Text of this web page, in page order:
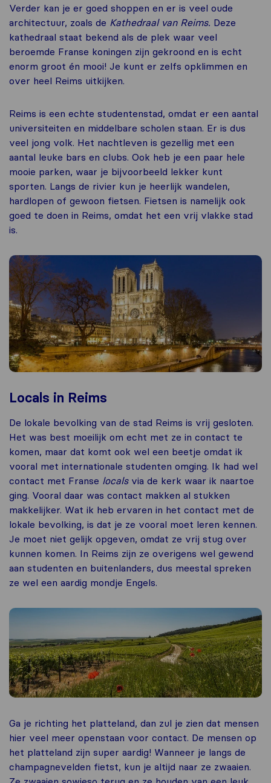
Verder kan je er goed shoppen en er is veel oude
architectuur, zoals de Kathedraal van Reims. Deze
kathedraal staat bekend als de plek waar veel
beroemde Franse koningen zijn gekroond en is echt
enorm groot én mooi! Je kunt er zelfs opklimmen en
over heel Reims uitkijken.
Reims is een echte studentenstad, omdat er een aantal
universiteiten en middelbare scholen staan. Er is dus
veel jong volk. Het nachtleven is gezellig met een
aantal leuke bars en clubs. Ook heb je een paar hele
mooie parken, waar je bijvoorbeeld lekker kunt
sporten. Langs de rivier kun je heerlijk wandelen,
hardlopen of gewoon fietsen. Fietsen is namelijk ook
goed te doen in Reims, omdat het een vrij vlakke stad
is.
Locals in Reims
De lokale bevolking van de stad Reims is vrij gesloten.
Het was best moeilijk om echt met ze in contact te
komen, maar dat komt ook wel een beetje omdat ik
vooral met internationale studenten omging. Ik had wel
contact met Franse locals via de kerk waar ik naartoe
ging. Vooral daar was contact makken al stukken
makkelijker. Wat ik heb ervaren in het contact met de
lokale bevolking, is dat je ze vooral moet leren kennen.
Je moet niet gelijk opgeven, omdat ze vrij stug over
kunnen komen. In Reims zijn ze overigens wel gewend
aan studenten en buitenlanders, dus meestal spreken
ze wel een aardig mondje Engels.
Ga je richting het platteland, dan zul je zien dat mensen
hier veel meer openstaan voor contact. De mensen op
het platteland zijn super aardig! Wanneer je langs de
champagnevelden fietst, kun je altijd naar ze zwaaien.